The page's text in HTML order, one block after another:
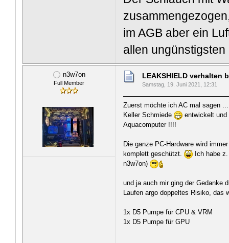
im AGB aber ein
allen
n3w7on
Full Member
LEAKSHIELD verhalten
Samstag, 19. Juni 2021, 12:31
Zuerst möchte ich AC mal sagen
Keller Schmiede
entwickelt
Aquacomputer !!!!
Die ganze PC-Hardware wird
komplett geschützt.
Ich habe
n3w7on)
und ja auch mir ging der Gedanke
Laufen argo doppeltes Risiko, das
1x D5 Pumpe für CPU & VRM
1x D5 Pumpe für GPU